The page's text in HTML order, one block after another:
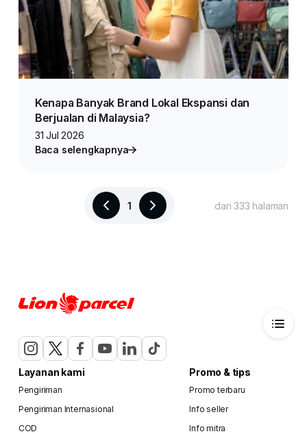
Kenapa Banyak Brand Lokal Ekspansi dan
Berjualan di Malaysia?
31 Jul 2026
Baca selengkapnya
1 dari 333 halaman
Layanan kami
Pengiriman
Pengiriman Internasional
COD
Promo & tips
Promo terbaru
Info seller
Info mitra